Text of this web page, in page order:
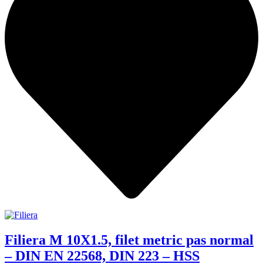
Filiera M 10X1.5, filet metric pas normal
– DIN EN 22568, DIN 223 – HSS